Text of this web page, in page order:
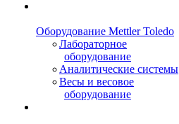
Оборудование Mettler Toledo
Лабораторное
оборудование
Аналитические системы
Весы и весовое
оборудование